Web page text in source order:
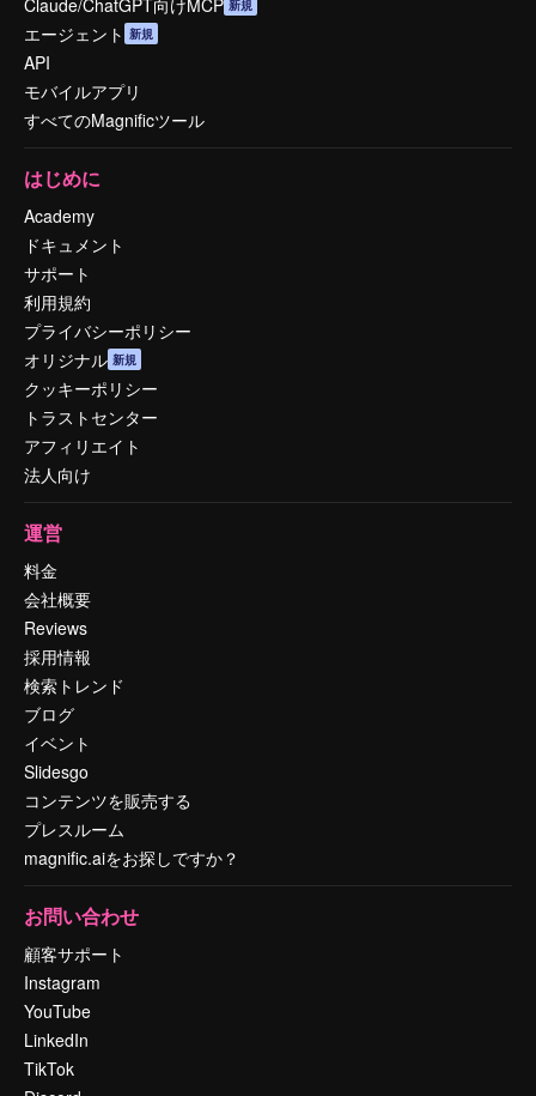
Claude/ChatGPT向けMCP 新規
エージェント 新規
API
モバイルアプリ
すべてのMagnificツール
はじめに
Academy
ドキュメント
サポート
利用規約
プライバシーポリシー
オリジナル 新規
クッキーポリシー
トラストセンター
アフィリエイト
法人向け
運営
料金
会社概要
Reviews
採用情報
検索トレンド
ブログ
イベント
Slidesgo
コンテンツを販売する
プレスルーム
magnific.aiをお探しですか？
お問い合わせ
顧客サポート
Instagram
YouTube
LinkedIn
TikTok